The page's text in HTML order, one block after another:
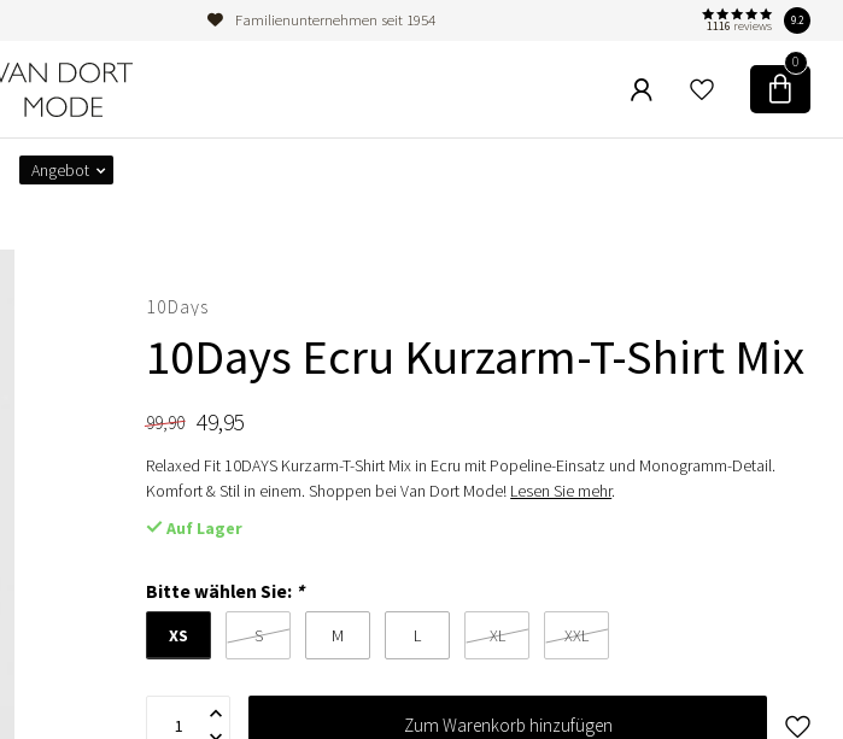
Familienunternehmen seit 1954 1116 reviews 9.2
0
Angebot
10Days
10Days Ecru Kurzarm-T-Shirt Mix
99,90 49,95
Relaxed Fit 10DAYS Kurzarm-T-Shirt Mix in Ecru mit Popeline-Einsatz und Monogramm-Detail.
Komfort & Stil in einem. Shoppen bei Van Dort Mode! Lesen Sie mehr.
Auf Lager
Bitte wählen Sie: *
XS S M L XL XXL
Zum Warenkorb hinzufügen